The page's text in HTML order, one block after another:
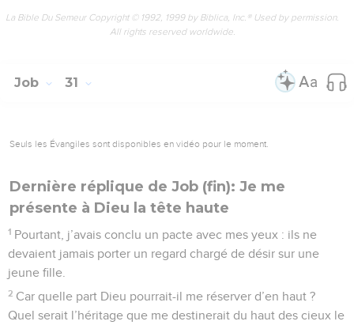
La Bible Du Semeur Copyright © 1992, 1999 by Biblica, Inc.® Used by permission.
All rights reserved worldwide.
Job 31
Seuls les Évangiles sont disponibles en vidéo pour le moment.
Dernière réplique de Job (fin): Je me
présente à Dieu la tête haute
1 Pourtant, j’avais conclu un pacte avec mes yeux : ils ne
devaient jamais porter un regard chargé de désir sur une
jeune fille.
2 Car quelle part Dieu pourrait-il me réserver d’en haut ?
Quel serait l’héritage que me destinerait du haut des cieux le